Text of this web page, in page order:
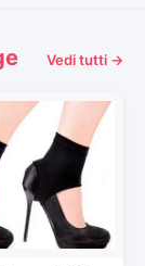
Vedi tutti →